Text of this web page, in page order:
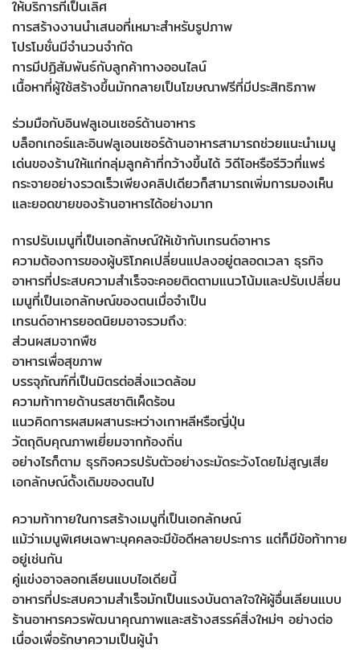
ให้บริการที่เป็นเลิศ
การสร้างงานนำเสนอที่เหมาะสำหรับรูปภาพ
โปรโมชั่นมีจำนวนจำกัด
การมีปฏิสัมพันธ์กับลูกค้าทางออนไลน์
เนื้อหาที่ผู้ใช้สร้างขึ้นมักกลายเป็นโฆษณาฟรีที่มีประสิทธิภาพ
ร่วมมือกับอินฟลูเอนเซอร์ด้านอาหาร
บล็อกเกอร์และอินฟลูเอนเซอร์ด้านอาหารสามารถช่วยแนะนำเมนู
เด่นของร้านให้แก่กลุ่มลูกค้าที่กว้างขึ้นได้ วิดีโอหรือรีวิวที่แพร่
กระจายอย่างรวดเร็วเพียงคลิปเดียวก็สามารถเพิ่มการมองเห็น
และยอดขายของร้านอาหารได้อย่างมาก
การปรับเมนูที่เป็นเอกลักษณ์ให้เข้ากับเทรนด์อาหาร
ความต้องการของผู้บริโภคเปลี่ยนแปลงอยู่ตลอดเวลา ธุรกิจ
อาหารที่ประสบความสำเร็จจะคอยติดตามแนวโน้มและปรับเปลี่ยน
เมนูที่เป็นเอกลักษณ์ของตนเมื่อจำเป็น
เทรนด์อาหารยอดนิยมอาจรวมถึง:
ส่วนผสมจากพืช
อาหารเพื่อสุขภาพ
บรรจุภัณฑ์ที่เป็นมิตรต่อสิ่งแวดล้อม
ความท้าทายด้านรสชาติเผ็ดร้อน
แนวคิดการผสมผสานระหว่างเกาหลีหรือญี่ปุ่น
วัตถุดิบคุณภาพเยี่ยมจากท้องถิ่น
อย่างไรก็ตาม ธุรกิจควรปรับตัวอย่างระมัดระวังโดยไม่สูญเสีย
เอกลักษณ์ดั้งเดิมของตนไป
ความท้าทายในการสร้างเมนูที่เป็นเอกลักษณ์
แม้ว่าเมนูพิเศษเฉพาะบุคคลจะมีข้อดีหลายประการ แต่ก็มีข้อท้าทาย
อยู่เช่นกัน
คู่แข่งอาจลอกเลียนแบบไอเดียนี้
อาหารที่ประสบความสำเร็จมักเป็นแรงบันดาลใจให้ผู้อื่นเลียนแบบ
ร้านอาหารควรพัฒนาคุณภาพและสร้างสรรค์สิ่งใหม่ๆ อย่างต่อ
เนื่องเพื่อรักษาความเป็นผู้นำ